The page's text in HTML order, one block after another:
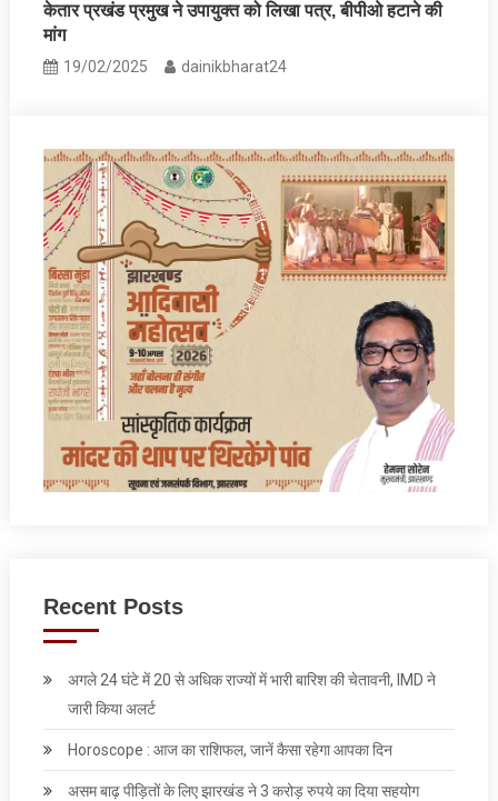
केतार प्रखंड प्रमुख ने उपायुक्त को लिखा पत्र, बीपीओ हटाने की
मांग
19/02/2025 dainikbharat24
Recent Posts
अगले 24 घंटे में 20 से अधिक राज्यों में भारी बारिश की चेतावनी, IMD ने
जारी किया अलर्ट
Horoscope : आज का राशिफल, जानें कैसा रहेगा आपका दिन
असम बाढ़ पीड़ितों के लिए झारखंड ने 3 करोड़ रुपये का दिया सहयोग